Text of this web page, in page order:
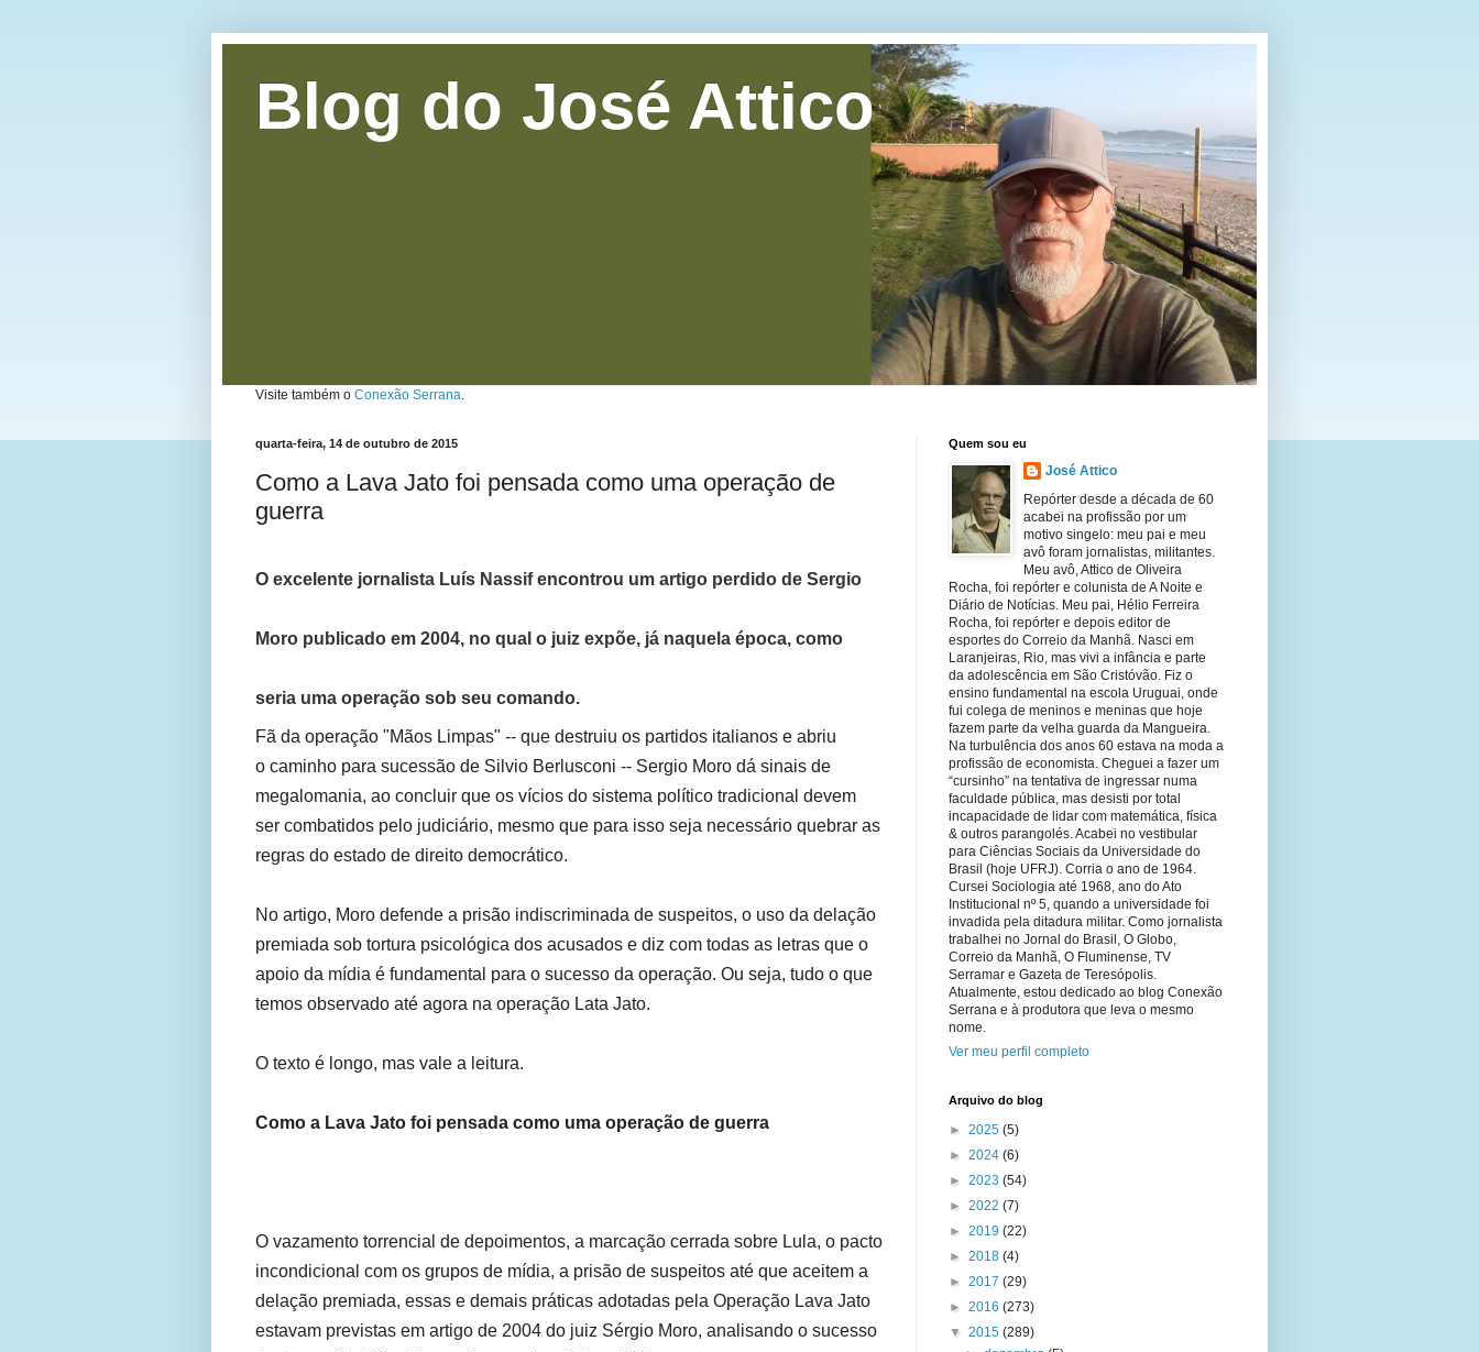
Blog do José Attico
Visite também o Conexão Serrana.
quarta-feira, 14 de outubro de 2015
Como a Lava Jato foi pensada como uma operação de
guerra
O excelente jornalista Luís Nassif encontrou um artigo perdido de Sergio
Moro publicado em 2004, no qual o juiz expõe, já naquela época, como
seria uma operação sob seu comando.
Fã da operação "Mãos Limpas" -- que destruiu os partidos italianos e abriu
o caminho para sucessão de Silvio Berlusconi -- Sergio Moro dá sinais de
megalomania, ao concluir que os vícios do sistema político tradicional devem
ser combatidos pelo judiciário, mesmo que para isso seja necessário quebrar as
regras do estado de direito democrático.
No artigo, Moro defende a prisão indiscriminada de suspeitos, o uso da delação
premiada sob tortura psicológica dos acusados e diz com todas as letras que o
apoio da mídia é fundamental para o sucesso da operação. Ou seja, tudo o que
temos observado até agora na operação Lata Jato.
O texto é longo, mas vale a leitura.
Como a Lava Jato foi pensada como uma operação de guerra
O vazamento torrencial de depoimentos, a marcação cerrada sobre Lula, o pacto
incondicional com os grupos de mídia, a prisão de suspeitos até que aceitem a
delação premiada, essas e demais práticas adotadas pela Operação Lava Jato
estavam previstas em artigo de 2004 do juiz Sérgio Moro, analisando o sucesso
Quem sou eu
José Attico
Repórter desde a década de 60
acabei na profissão por um
motivo singelo: meu pai e meu
avô foram jornalistas, militantes.
Meu avô, Attico de Oliveira
Rocha, foi repórter e colunista de A Noite e
Diário de Notícias. Meu pai, Hélio Ferreira
Rocha, foi repórter e depois editor de
esportes do Correio da Manhã. Nasci em
Laranjeiras, Rio, mas vivi a infância e parte
da adolescência em São Cristóvão. Fiz o
ensino fundamental na escola Uruguai, onde
fui colega de meninos e meninas que hoje
fazem parte da velha guarda da Mangueira.
Na turbulência dos anos 60 estava na moda a
profissão de economista. Cheguei a fazer um
“cursinho” na tentativa de ingressar numa
faculdade pública, mas desisti por total
incapacidade de lidar com matemática, física
& outros parangolés. Acabei no vestibular
para Ciências Sociais da Universidade do
Brasil (hoje UFRJ). Corria o ano de 1964.
Cursei Sociologia até 1968, ano do Ato
Institucional nº 5, quando a universidade foi
invadida pela ditadura militar. Como jornalista
trabalhei no Jornal do Brasil, O Globo,
Correio da Manhã, O Fluminense, TV
Serramar e Gazeta de Teresópolis.
Atualmente, estou dedicado ao blog Conexão
Serrana e à produtora que leva o mesmo
nome.
Ver meu perfil completo
Arquivo do blog
► 2025 (5)
► 2024 (6)
► 2023 (54)
► 2022 (7)
► 2019 (22)
► 2018 (4)
► 2017 (29)
► 2016 (273)
▼ 2015 (289)